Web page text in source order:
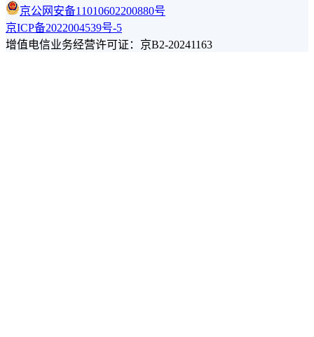
京公网安备11010602200880号
京ICP备2022004539号-5
增值电信业务经营许可证：京B2-20241163